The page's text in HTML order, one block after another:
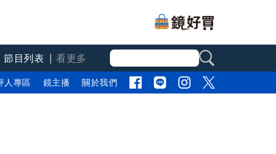
節目列表
看更多
人專區 鏡主播 關於我們